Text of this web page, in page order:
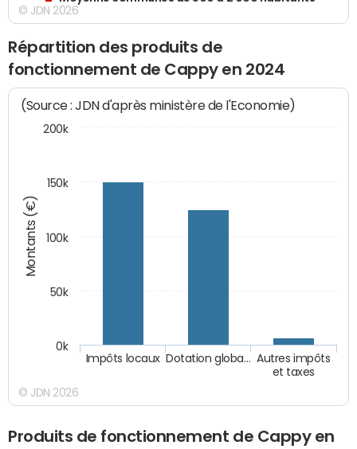
© JDN 2026
Répartition des produits de
fonctionnement de Cappy en 2024
Montants (€)
(Source : JDN d'après ministère de l'Economie)
Autres impôts
et taxes
Dotation globa…
Impôts locaux
0k
50k
100k
150k
200k
© JDN 2026
Produits de fonctionnement de Cappy en